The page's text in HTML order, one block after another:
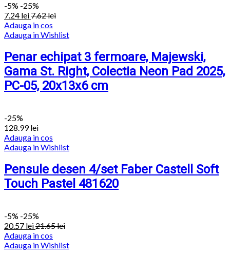
-5% -25%
7.24 lei7.62lei
Adauga in cos
Adauga in Wishlist
Penar echipat 3 fermoare, Majewski,
Gama St. Right, Colectia Neon Pad 2025,
PC-05, 20x13x6 cm
-25%
128.99lei
Adauga in cos
Adauga in Wishlist
Pensule desen 4/set Faber Castell Soft
Touch Pastel 481620
-5% -25%
20.57 lei21.65lei
Adauga in cos
Adauga in Wishlist